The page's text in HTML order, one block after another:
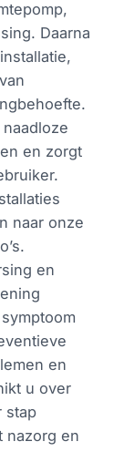
Daarna
en zorgt
naar onze
en
en
u over
stap
nazorg en